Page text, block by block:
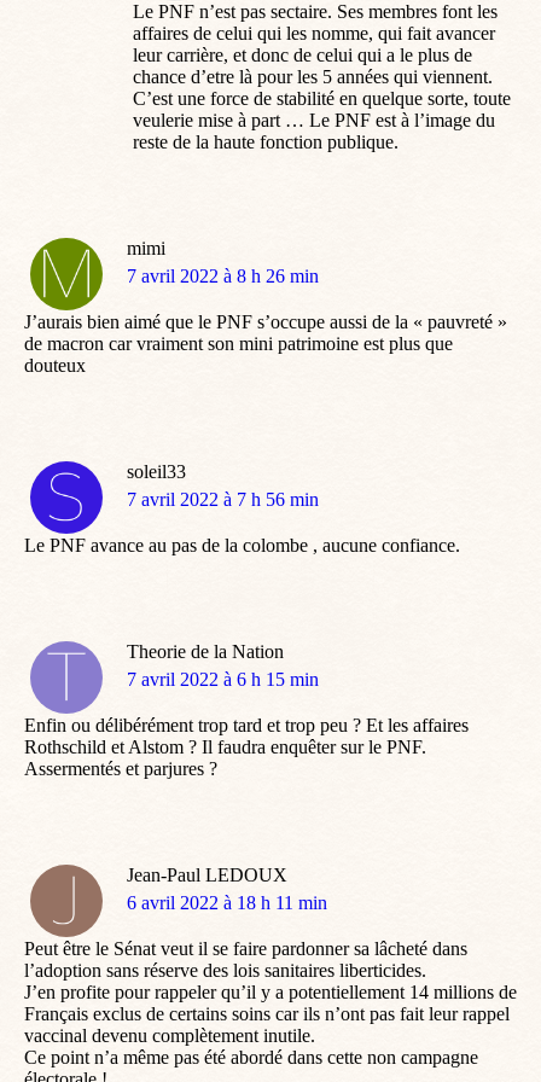
Le PNF n’est pas sectaire. Ses membres font les
affaires de celui qui les nomme, qui fait avancer
leur carrière, et donc de celui qui a le plus de
chance d’etre là pour les 5 années qui viennent.
C’est une force de stabilité en quelque sorte, toute
veulerie mise à part … Le PNF est à l’image du
reste de la haute fonction publique.
mimi
dit
7 avril 2022 à 8 h 26 min
J’aurais bien aimé que le PNF s’occupe aussi de la « pauvreté »
de macron car vraiment son mini patrimoine est plus que
douteux
soleil33
dit
7 avril 2022 à 7 h 56 min
Le PNF avance au pas de la colombe , aucune confiance.
Theorie de la Nation
dit
7 avril 2022 à 6 h 15 min
Enfin ou délibérément trop tard et trop peu ? Et les affaires
Rothschild et Alstom ? Il faudra enquêter sur le PNF.
Assermentés et parjures ?
Jean-Paul LEDOUX
dit
6 avril 2022 à 18 h 11 min
Peut être le Sénat veut il se faire pardonner sa lâcheté dans
l’adoption sans réserve des lois sanitaires liberticides.
J’en profite pour rappeler qu’il y a potentiellement 14 millions de
Français exclus de certains soins car ils n’ont pas fait leur rappel
vaccinal devenu complètement inutile.
Ce point n’a même pas été abordé dans cette non campagne